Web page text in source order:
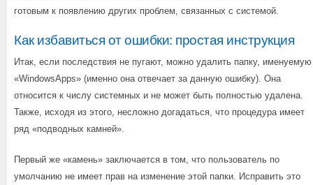
готовым к появлению других проблем, связанных с системой.
Как избавиться от ошибки: простая инструкция
Итак, если последствия не пугают, можно удалить папку, именуемую
«WindowsApps» (именно она отвечает за данную ошибку). Она
относится к числу системных и не может быть полностью удалена.
Также, исходя из этого, несложно догадаться, что процедура имеет
ряд «подводных камней».
Первый же «камень» заключается в том, что пользователь по
умолчанию не имеет прав на изменение этой папки. Исправить это